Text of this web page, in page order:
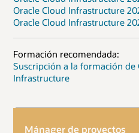
Oracle Cloud Infrastructure
Oracle Cloud Infrastructure
Formación recomendada:
Suscripción a la formación de
Infrastructure
Mánager de proyectos